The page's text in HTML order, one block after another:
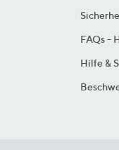
FAQs -
Hilfe &